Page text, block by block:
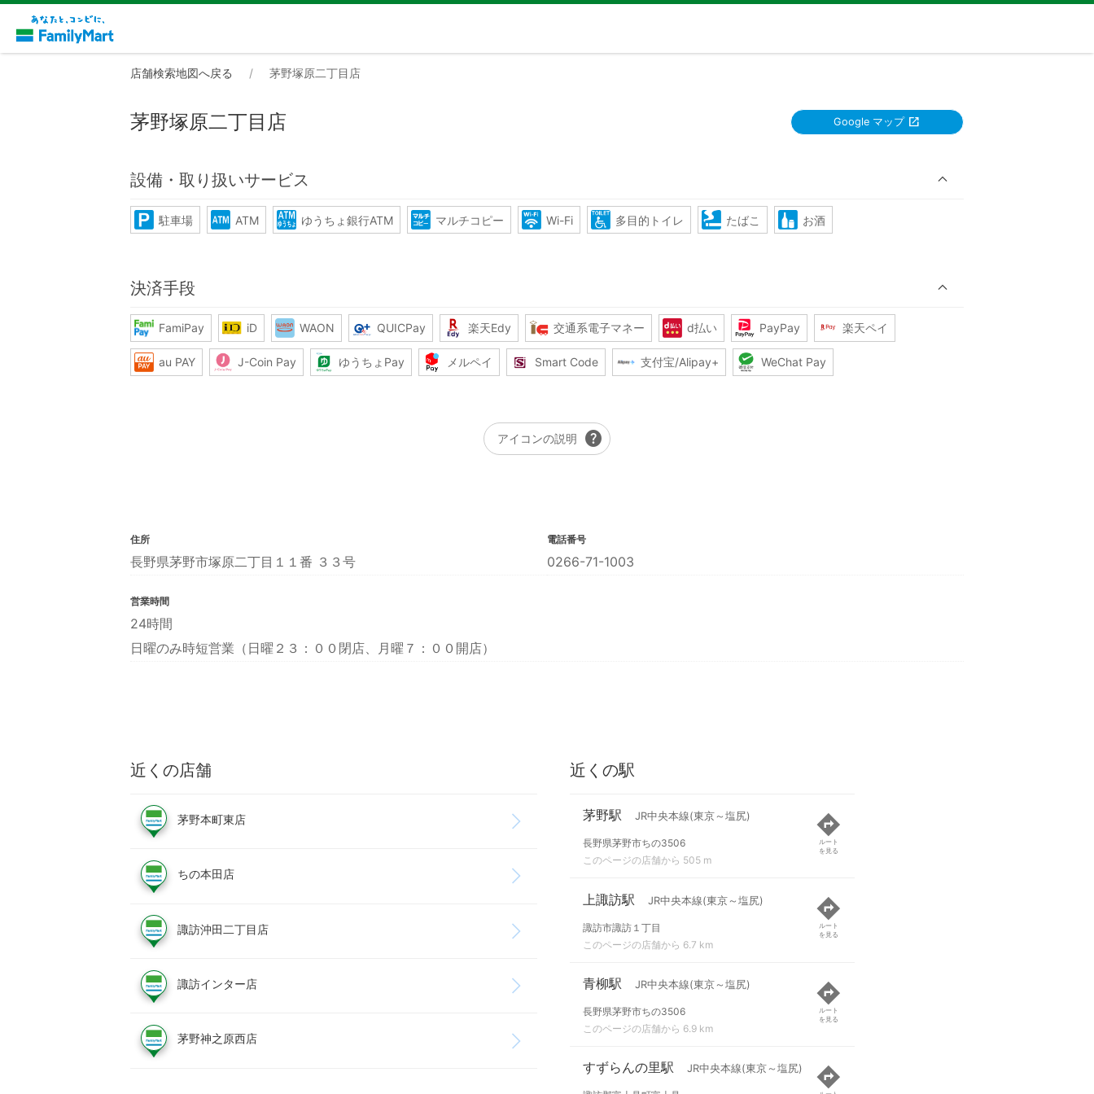
店舗検索地図へ戻る 茅野塚原二丁目店
茅野塚原二丁目店 Google マップ
設備・取り扱いサービス
駐車場 ATM ゆうちょ銀行ATM マルチコピー Wi-Fi 多目的トイレ たばこ お酒
決済手段
FamiPay iD WAON QUICPay 楽天Edy 交通系電子マネー d払い PayPay 楽天ペイ
au PAY J-Coin Pay ゆうちょPay メルペイ Smart Code 支付宝/Alipay+ WeChat Pay
アイコンの説明 help
住所
長野県茅野市塚原二丁目１１番 ３３号
電話番号
0266-71-1003
営業時間
24時間
日曜のみ時短営業（日曜２３：００閉店、月曜７：００開店）
近くの店舗
茅野本町東店
ちの本田店
諏訪沖田二丁目店
諏訪インター店
茅野神之原西店
近くの駅
茅野駅 JR中央本線(東京～塩尻)
長野県茅野市ちの3506
このページの店舗から 505 m
ルート
を見る
上諏訪駅 JR中央本線(東京～塩尻)
諏訪市諏訪１丁目
このページの店舗から 6.7 km
ルート
を見る
青柳駅 JR中央本線(東京～塩尻)
長野県茅野市ちの3506
このページの店舗から 6.9 km
ルート
を見る
すずらんの里駅 JR中央本線(東京～塩尻)